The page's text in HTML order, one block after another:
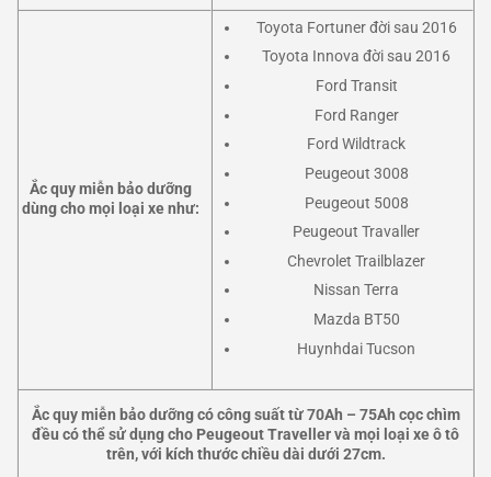
Ắc quy miễn bảo dưỡng
dùng cho mọi loại xe như:
Toyota Fortuner đời sau 2016
Toyota Innova đời sau 2016
Ford Transit
Ford Ranger
Ford Wildtrack
Peugeout 3008
Peugeout 5008
Peugeout Travaller
Chevrolet Trailblazer
Nissan Terra
Mazda BT50
Huynhdai Tucson
Ắc quy miễn bảo dưỡng có công suất từ 70Ah – 75Ah cọc chìm
đều có thể sử dụng cho Peugeout Traveller và mọi loại xe ô tô
trên, với kích thước chiều dài dưới 27cm.